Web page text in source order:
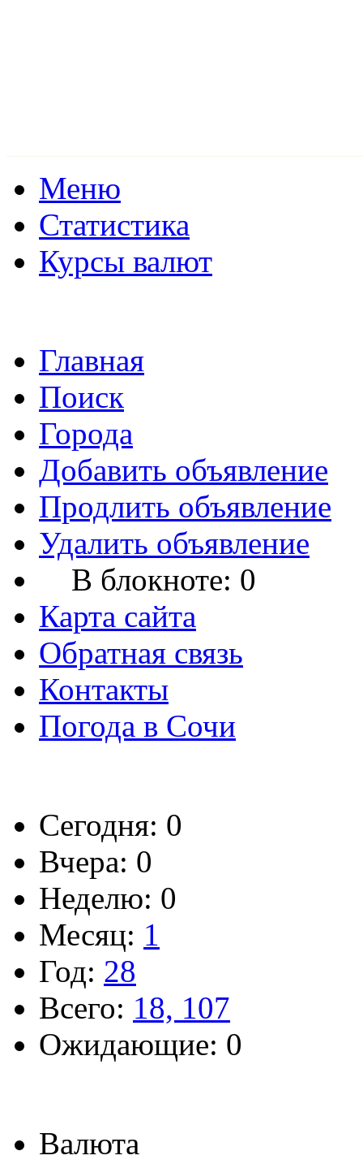
Меню
Статистика
Курсы валют
Главная
Поиск
Города
Добавить объявление
Продлить объявление
Удалить объявление
В блокноте: 0
Карта сайта
Обратная связь
Контакты
Погода в Сочи
Сегодня: 0
Вчера: 0
Неделю: 0
Месяц: 1
Год: 28
Всего: 18, 107
Ожидающие: 0
Валюта